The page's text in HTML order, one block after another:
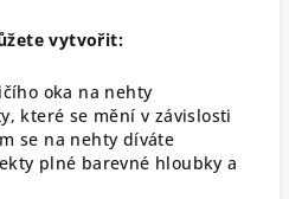
vytvořit:
oka na nehty
které se mění v závislosti
se na nehty díváte
plné barevné hloubky a